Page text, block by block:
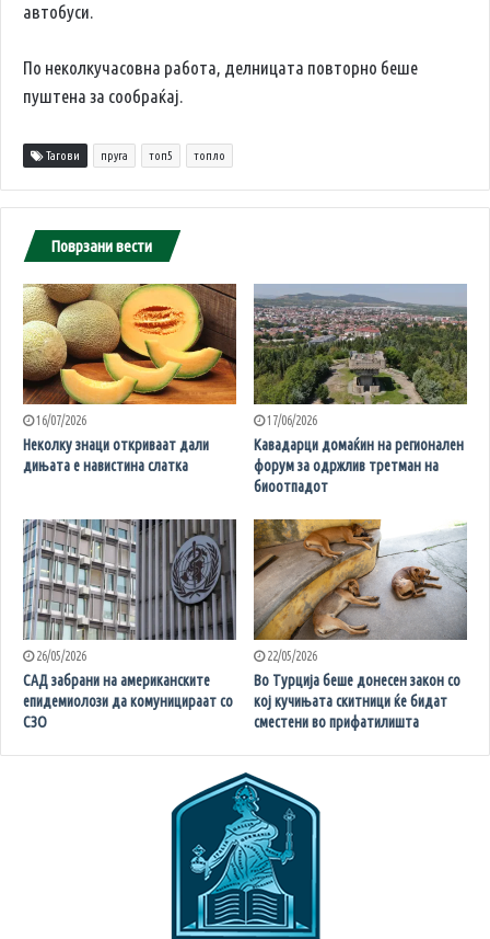
автобуси.
По неколкучасовна работа, делницата повторно беше
пуштена за сообраќај.
Тагови пруга топ5 топло
Поврзани вести
16/07/2026
Неколку знаци откриваат дали
дињата е навистина слатка
17/06/2026
Кавадарци домаќин на регионален
форум за одржлив третман на
биоотпадот
26/05/2026
САД забрани на американските
епидемиолози да комуницираат со
СЗО
22/05/2026
Во Турција беше донесен закон со
кој кучињата скитници ќе бидат
сместени во прифатилишта